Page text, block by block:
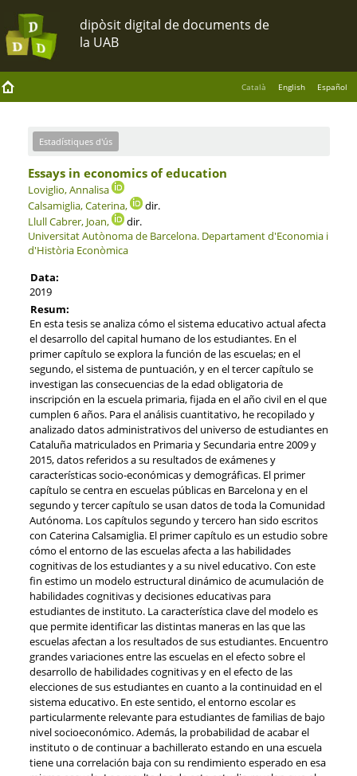
Català English Español
Estadístiques d'ús
Essays in economics of education
Loviglio, Annalisa
Calsamiglia, Caterina,
dir.
Llull Cabrer, Joan,
dir.
Universitat Autònoma de Barcelona. Departament d'Economia i
d'Història Econòmica
Data:
2019
Resum:
En esta tesis se analiza cómo el sistema educativo actual afecta
el desarrollo del capital humano de los estudiantes. En el
primer capítulo se explora la función de las escuelas; en el
segundo, el sistema de puntuación, y en el tercer capítulo se
investigan las consecuencias de la edad obligatoria de
inscripción en la escuela primaria, fijada en el año civil en el que
cumplen 6 años. Para el análisis cuantitativo, he recopilado y
analizado datos administrativos del universo de estudiantes en
Cataluña matriculados en Primaria y Secundaria entre 2009 y
2015, datos referidos a su resultados de exámenes y
características socio-económicas y demográficas. El primer
capítulo se centra en escuelas públicas en Barcelona y en el
segundo y tercer capítulo se usan datos de toda la Comunidad
Autónoma. Los capítulos segundo y tercero han sido escritos
con Caterina Calsamiglia. El primer capítulo es un estudio sobre
cómo el entorno de las escuelas afecta a las habilidades
cognitivas de los estudiantes y a su nivel educativo. Con este
fin estimo un modelo estructural dinámico de acumulación de
habilidades cognitivas y decisiones educativas para
estudiantes de instituto. La característica clave del modelo es
que permite identificar las distintas maneras en las que las
escuelas afectan a los resultados de sus estudiantes. Encuentro
grandes variaciones entre las escuelas en el efecto sobre el
desarrollo de habilidades cognitivas y en el efecto de las
elecciones de sus estudiantes en cuanto a la continuidad en el
sistema educativo. En este sentido, el entorno escolar es
particularmente relevante para estudiantes de familias de bajo
nivel socioeconómico. Además, la probabilidad de acabar el
instituto o de continuar a bachillerato estando en una escuela
tiene una correlación baja con su rendimiento esperado en esa